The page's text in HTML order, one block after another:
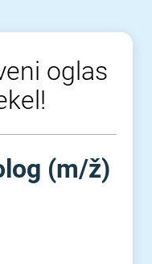
oglas
(m⁠/⁠ž)